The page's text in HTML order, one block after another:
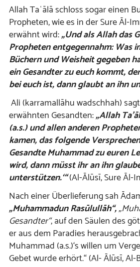
Allah Taʿālā schloss sogar einen
Propheten, wie es in der Sure Āl-
erwähnt wird:„Und als Allah das
Propheten entgegennahm: Was
Büchern und Weisheit gegeben
ein Gesandter zu euch kommt,
bei euch ist, dann glaubt an ihn
Ali (karramallāhu wadschhah)
erwähnten Gesandten:„Allah
(a.s.) und allen anderen
kamen, das folgende
Gesandte Muhammad zu euren
wird, dann müsst ihr an ihn
unterstützen.‘“(Al-Ālūsī, Sure Āl-
Nach einer Überlieferung sah
„Muhammadun Rasūlullāh“,
Gesandter“, auf den Säulen des
er aus dem Paradies
Muhammad (a.s.)‘s willen um
Gebet wurde erhört.“ (Al- Ālūsī, Al-